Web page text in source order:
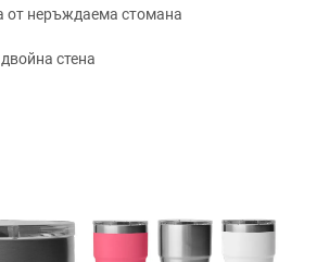
от неръждаема стомана
стена